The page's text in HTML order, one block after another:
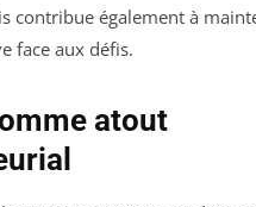
contribue également à
face aux défis.
atout